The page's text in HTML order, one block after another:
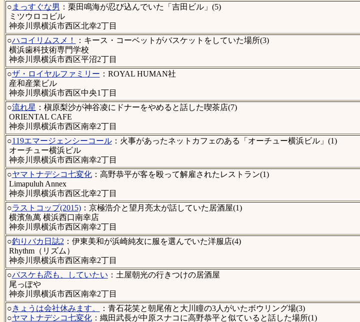
○ まっすぐな男 ：栗田鳴海が忍び込んでいた「吉田ビル」(5)
ミツウロコビル
神奈川県横浜市西区北幸2丁目
○ハコイリムスメ！
：キース・コーベットがバスケットをしていた場所(3)
横浜歯科技術専門学校
神奈川県横浜市西区平沼2丁目
○ザ・ロイヤルファミリー ：ROYAL HUMAN社
産和産業ビル
神奈川県横浜市西区中央1丁目
○流れ星 ：槇原梨沙が神谷凌にドナーをやめると話した喫茶店(7)
ORIENTAL CAFE
神奈川県横浜市西区南幸2丁目
○119エマージェンシーコール：火事があったネットカフェのある「オーチュー横浜ビル」(1)
オーチュー横浜ビル
神奈川県横浜市西区南幸2丁目
○ヤマトナデシコ七変化：高野恭平が客を殴って解雇されたレストラン(1)
Limapuluh Annex
神奈川県横浜市西区北幸2丁目
○ラストコップ(2015)：京極浩介と望月亮太が話していた居酒屋(1)
横濱魚萬 横浜西口南幸店
神奈川県横浜市西区南幸2丁目
○釣りバカ日誌2 ：伊東美和が浜崎純友に服を選んでいた洋服店(4)
Rhythm（リズム）
神奈川県横浜市西区南幸2丁目
○バスケも恋も、していたい ：土屋朝光の行きつけの居酒屋
尾っぽや
神奈川県横浜市西区南幸2丁目
○きょうは会社休みます。
：青石花笑と朝尾侑と大川瞳の3人がいたボウリング場(3)
○ヤマトナデシコ七変化：織田武長が中原スナコに高野恭平と似ていると話した場所(1)